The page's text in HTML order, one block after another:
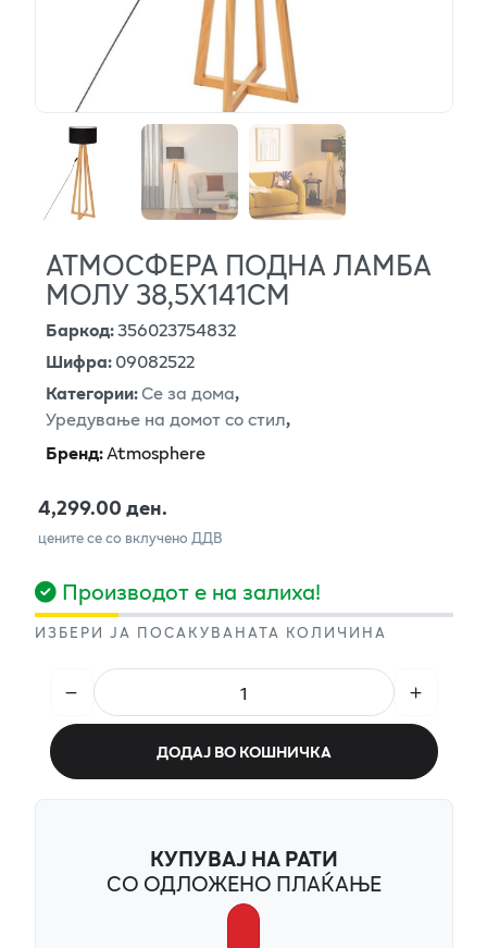
АТМОСФЕРА ПОДНА ЛАМБА
МОЛУ 38,5Х141СМ
Баркод:356023754832
Шифра:09082522
Категории:Се за дома,
Уредување на домот со стил,
Бренд:Atmosphere
4,299.00 ден.
цените се со вклучено ДДВ
Производот е на залиха!
ИЗБЕРИ ЈА ПОСАКУВАНАТА КОЛИЧИНА
ДОДАЈ ВО КОШНИЧКА
КУПУВАЈ НА РАТИ
СО ОДЛОЖЕНО ПЛАЌАЊЕ